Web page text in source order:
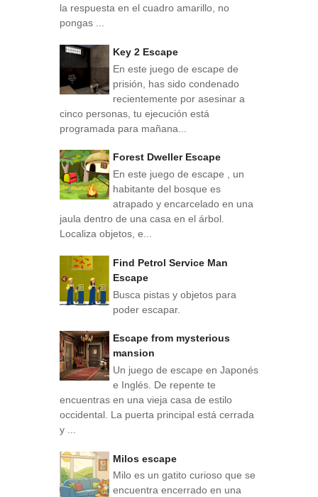
la respuesta en el cuadro amarillo, no
pongas ...
Key 2 Escape
En este juego de escape de
prisión, has sido condenado
recientemente por asesinar a
cinco personas, tu ejecución está
programada para mañana...
Forest Dweller Escape
En este juego de escape , un
habitante del bosque es
atrapado y encarcelado en una
jaula dentro de una casa en el árbol.
Localiza objetos, e...
Find Petrol Service Man
Escape
Busca pistas y objetos para
poder escapar.
Escape from mysterious
mansion
Un juego de escape en Japonés
e Inglés. De repente te
encuentras en una vieja casa de estilo
occidental. La puerta principal está cerrada
y ...
Milos escape
Milo es un gatito curioso que se
encuentra encerrado en una